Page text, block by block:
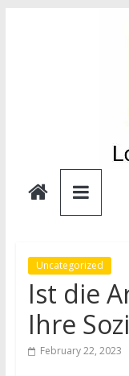
Logic
Uncategorized
Ist die
Ihre
February 22, 2023